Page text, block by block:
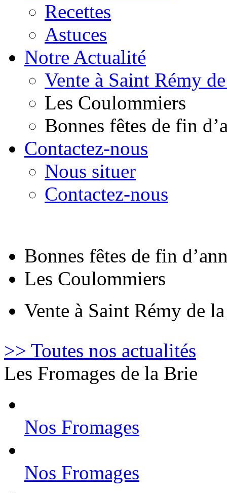
Recettes
Astuces
Notre Actualité
Vente à Saint Rémy
Les Coulommiers
Bonnes fêtes de fin
Contactez-nous
Nous situer
Contactez-nous
Bonnes fêtes de fin
Les Coulommiers
Vente à Saint Rémy de
>> Toutes nos actualités
Les Fromages de la Brie
Nos Fromages
Nos Fromages